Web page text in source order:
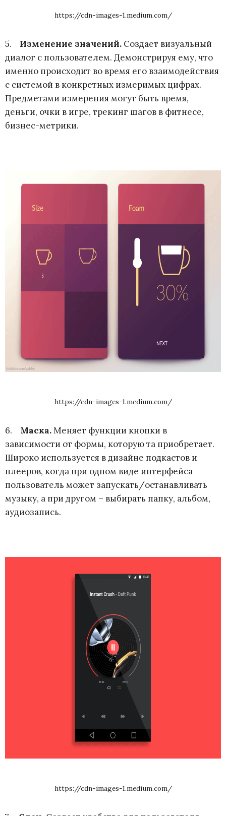
https://cdn-images-1.medium.com/
5. Изменение значений. Создает визуальный
диалог с пользователем. Демонстрируя ему, что
именно происходит во время его взаимодействия
с системой в конкретных измеримых цифрах.
Предметами измерения могут быть время,
деньги, очки в игре, трекинг шагов в фитнесе,
бизнес-метрики.
https://cdn-images-1.medium.com/
6. Маска.Меняет функции кнопки в
зависимости от формы, которую та приобретает.
Широко используется в дизайне подкастов и
плееров, когда при одном виде интерфейса
пользователь может запускать/останавливать
музыку, а при другом – выбирать папку, альбом,
аудиозапись.
https://cdn-images-1.medium.com/